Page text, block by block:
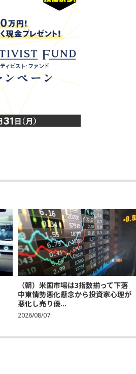
（朝）米国市場は3指数揃って下落
中東情勢悪化懸念から投資家心理が
悪化し売り優...
2026/08/07